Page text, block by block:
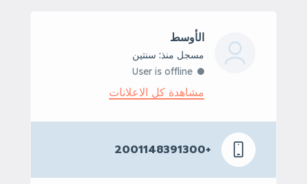
الأوسط
مسجل منذ: سنتين
User is offline
مشاهدة كل الاعلانات
+2001148391300